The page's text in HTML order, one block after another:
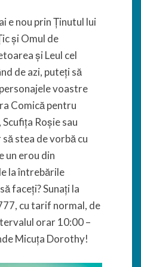
e nou prin Ținutul lui
și Omul de
și Leul cel
de azi, puteți să
voastre
Comică pentru
Roșie sau
stea de vorbă cu
un erou din
la întrebările
faceți? Sunați la
cu tarif normal, de
orar 10:00 –
Micuța Dorothy!